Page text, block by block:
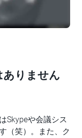
りません
Skypeや会議シス
（笑）。また、ク